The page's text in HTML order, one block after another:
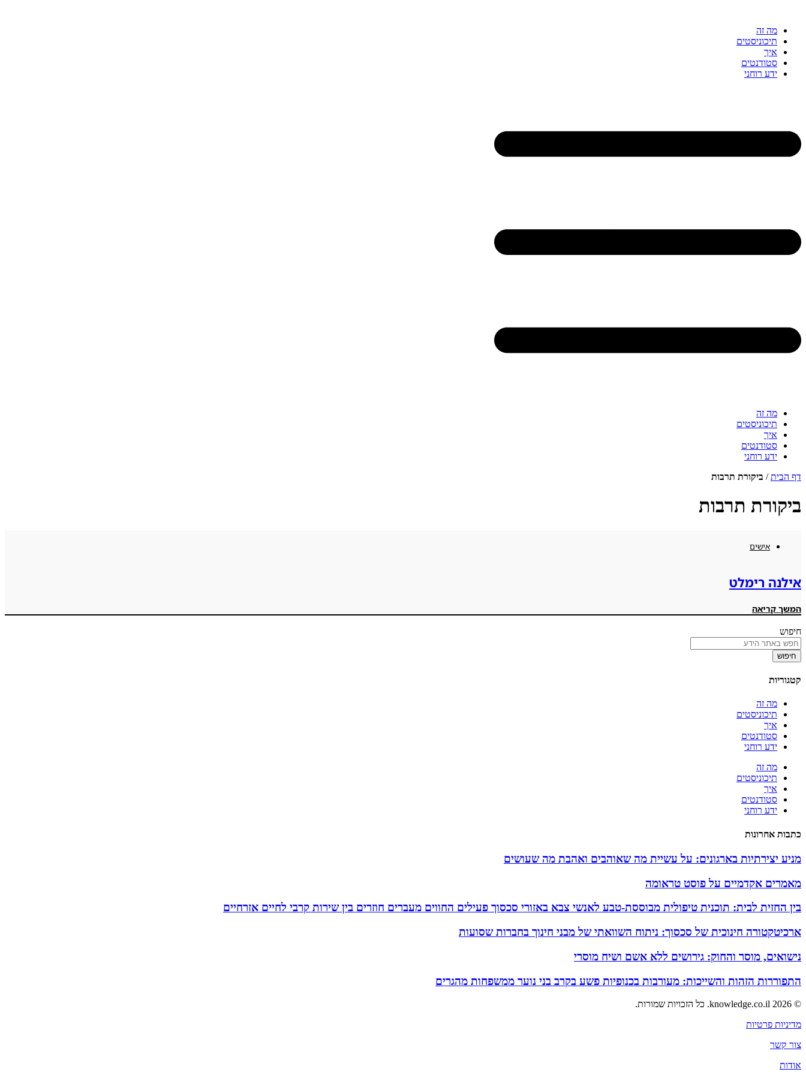
מה זה
תיכוניסטים
איך
סטודנטים
ידע רוחני
מה זה
תיכוניסטים
איך
סטודנטים
ידע רוחני
דף הבית/ ביקורת תרבות
ביקורת תרבות
אישים
אילנה רימלט
המשך קריאה
חיפוש
חיפוש
קטגוריות
מה זה
תיכוניסטים
איך
סטודנטים
ידע רוחני
מה זה
תיכוניסטים
איך
סטודנטים
ידע רוחני
כתבות אחרונות
מניע יצירתיות בארגונים: על עשיית מה שאוהבים ואהבת מה שעושים
מאמרים אקדמיים על פוסט טראומה
בין החזית לבית: תוכנית טיפולית מבוססת-טבע לאנשי צבא באזורי סכסוך פעילים החווים מעברים חוזרים בין שירות קרבי לחיים אזרחיים
ארכיטקטורה חינוכית של סכסוך: ניתוח השוואתי של מבני חינוך בחברות שסועות
נישואים, מוסר והחוק: גירושים ללא אשם ושיח מוסרי
התפוררות הזהות והשייכות: מעורבות בכנופיות פשע בקרב בני נוער ממשפחות מהגרים
© 2026 knowledge.co.il. כל הזכויות שמורות.
מדיניות פרטיות
צור קשר
אודות